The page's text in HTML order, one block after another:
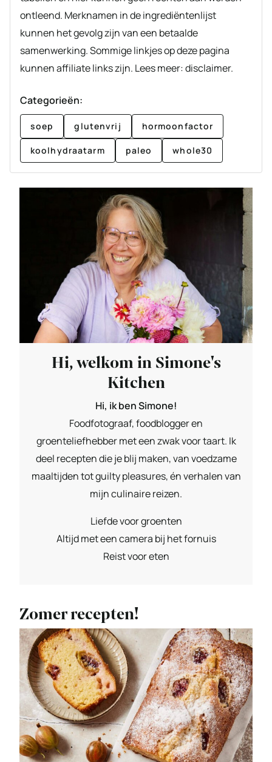
ontleend. Merknamen in de ingrediëntenlijst
kunnen het gevolg zijn van een betaalde
samenwerking. Sommige linkjes op deze pagina
kunnen affiliate links zijn. Lees meer: disclaimer.
Categorieën:
soep glutenvrij hormoonfactor
koolhydraatarm paleo whole30
Hi, welkom in Simone's
Kitchen
Hi, ik ben Simone!
Foodfotograaf, foodblogger en
groenteliefhebber met een zwak voor taart. Ik
deel recepten die je blij maken, van voedzame
maaltijden tot guilty pleasures, én verhalen van
mijn culinaire reizen.
Liefde voor groenten
Altijd met een camera bij het fornuis
Reist voor eten
Zomer recepten!